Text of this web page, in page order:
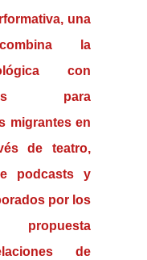
, una
la
con
para
migrantes en
de teatro,
podcasts y
por los
de